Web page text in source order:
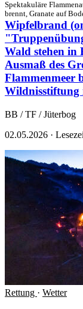
Spektakuläre
brennt, Granate auf
Wipfelbrand
Wald stehen in
Ausmaß des
Flammenmeer
Wildnisstiftung
BB / TF / Jüterbog
02.05.2026 ·
Rettung · Wetter